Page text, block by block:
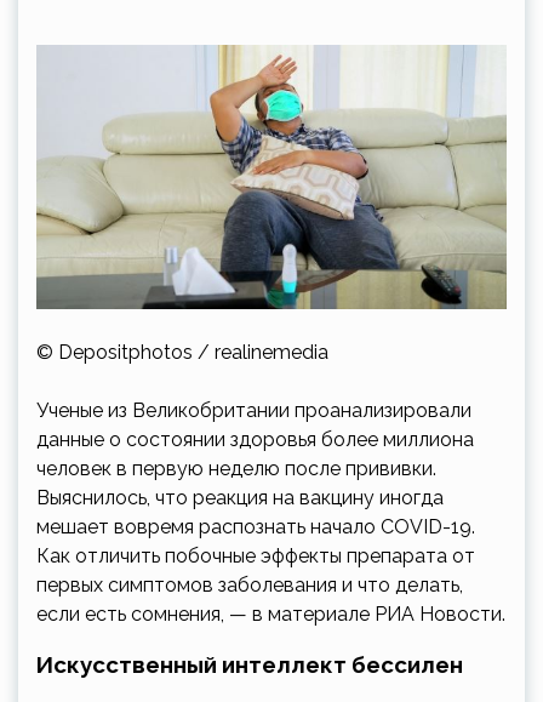
© Depositphotos / realinemedia
Ученые из Великобритании проанализировали
данные о состоянии здоровья более миллиона
человек в первую неделю после прививки.
Выяснилось, что реакция на вакцину иногда
мешает вовремя распознать начало COVID-19.
Как отличить побочные эффекты препарата от
первых симптомов заболевания и что делать,
если есть сомнения, — в материале РИА Новости.
Искусственный интеллект бессилен